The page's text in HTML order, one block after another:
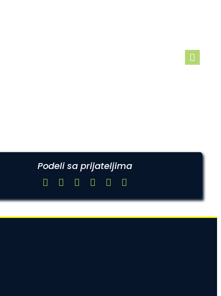
Podeli sa prijateljima